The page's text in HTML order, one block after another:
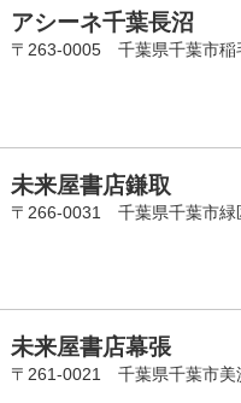
アシーネ千葉長沼
〒263-0005 千葉県千葉市稲
未来屋書店鎌取
〒266-0031 千葉県千葉市緑
未来屋書店幕張
〒261-0021 千葉県千葉市美